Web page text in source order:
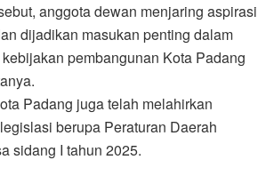
anggota dewan menjaring aspirasi
dijadikan masukan penting dalam
pembangunan Kota Padang
Padang juga telah melahirkan
berupa Peraturan Daerah
sidang I tahun 2025.